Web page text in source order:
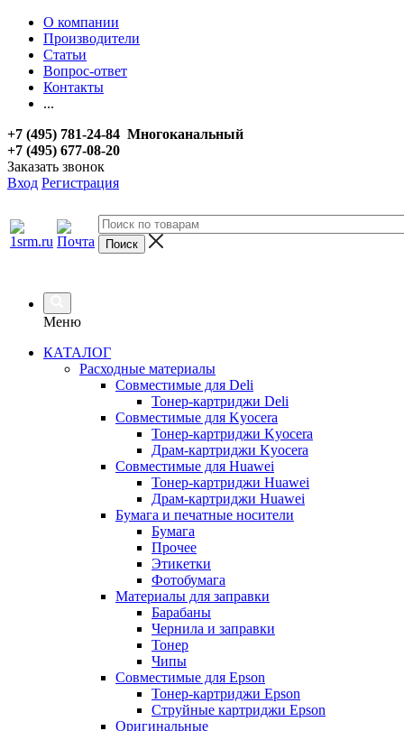
О компании
Производители
Статьи
Вопрос-ответ
Контакты
...
+7 (495) 781-24-84 Многоканальный
+7 (495) 677-08-20
Заказать звонок
Вход Регистрация
Меню
КАТАЛОГ
Расходные материалы
Совместимые для Deli
Тонер-картриджи Deli
Совместимые для Kyocera
Тонер-картриджи Kyocera
Драм-картриджи Kyocera
Совместимые для Huawei
Тонер-картриджи Huawei
Драм-картриджи Huawei
Бумага и печатные носители
Бумага
Прочее
Этикетки
Фотобумага
Материалы для заправки
Барабаны
Чернила и заправки
Тонер
Чипы
Совместимые для Epson
Тонер-картриджи Epson
Струйные картриджи Epson
Оригинальные